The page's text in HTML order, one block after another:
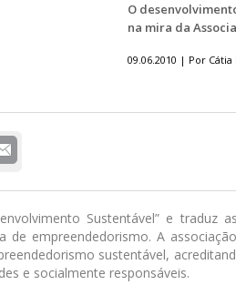
O
na mira da
09.06.2010 | Por Cátia
Sustentável” e traduz
de empreendedorismo. A
sustentável,
e socialmente responsáveis.